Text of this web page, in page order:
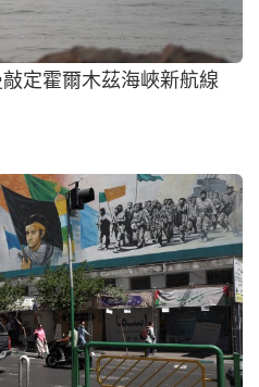
定霍爾木茲海峽新航線